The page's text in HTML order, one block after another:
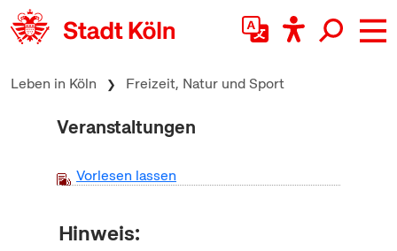
zum Inhalt springen
Leben in Köln Freizeit, Natur und Sport
Veranstaltungen
Vorlesen lassen
Hinweis: